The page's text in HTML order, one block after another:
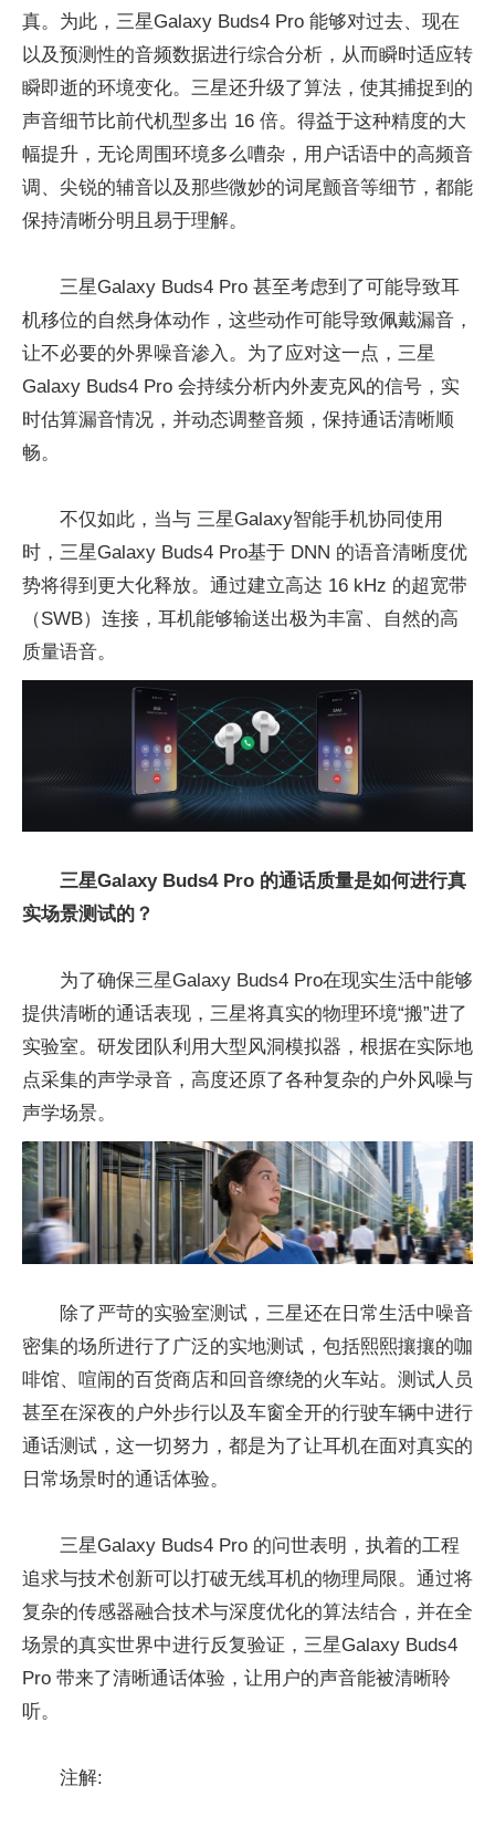
真。为此，三星Galaxy Buds4 Pro 能够对过去、现在
以及预测性的音频数据进行综合分析，从而瞬时适应转
瞬即逝的环境变化。三星还升级了算法，使其捕捉到的
声音细节比前代机型多出 16 倍。得益于这种精度的大
幅提升，无论周围环境多么嘈杂，用户话语中的高频音
调、尖锐的辅音以及那些微妙的词尾颤音等细节，都能
保持清晰分明且易于理解。
三星Galaxy Buds4 Pro 甚至考虑到了可能导致耳
机移位的自然身体动作，这些动作可能导致佩戴漏音，
让不必要的外界噪音渗入。为了应对这一点，三星
Galaxy Buds4 Pro 会持续分析内外麦克风的信号，实
时估算漏音情况，并动态调整音频，保持通话清晰顺
畅。
不仅如此，当与 三星Galaxy智能手机协同使用
时，三星Galaxy Buds4 Pro基于 DNN 的语音清晰度优
势将得到更大化释放。通过建立高达 16 kHz 的超宽带
（SWB）连接，耳机能够输送出极为丰富、自然的高
质量语音。
三星Galaxy Buds4 Pro 的通话质量是如何进行真
实场景测试的？
为了确保三星Galaxy Buds4 Pro在现实生活中能够
提供清晰的通话表现，三星将真实的物理环境“搬”进了
实验室。研发团队利用大型风洞模拟器，根据在实际地
点采集的声学录音，高度还原了各种复杂的户外风噪与
声学场景。
除了严苛的实验室测试，三星还在日常生活中噪音
密集的场所进行了广泛的实地测试，包括熙熙攘攘的咖
啡馆、喧闹的百货商店和回音缭绕的火车站。测试人员
甚至在深夜的户外步行以及车窗全开的行驶车辆中进行
通话测试，这一切努力，都是为了让耳机在面对真实的
日常场景时的通话体验。
三星Galaxy Buds4 Pro 的问世表明，执着的工程
追求与技术创新可以打破无线耳机的物理局限。通过将
复杂的传感器融合技术与深度优化的算法结合，并在全
场景的真实世界中进行反复验证，三星Galaxy Buds4
Pro 带来了清晰通话体验，让用户的声音能被清晰聆
听。
注解: